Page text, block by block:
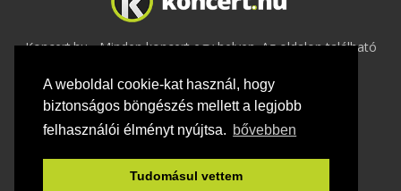
A weboldal cookie-kat használ, hogy
biztonságos böngészés mellett a legjobb
felhasználói élményt nyújtsa. bővebben
Tudomásul vettem
Koncert.hu - Minden koncert egy helyen. Az oldalon található
2020 Adatvédelem-ÁSZF-Felhasználási
feltételek-Webmaster- Kapcsolat és üzenet küldés